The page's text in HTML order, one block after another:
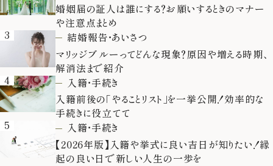
婚姻届の証人は誰にする？お願いするときのマナー
や注意点まとめ
3
結婚報告・あいさつ
マリッジブルーってどんな現象？原因や増える時期、
解消法まで紹介
4
入籍・手続き
入籍前後の「やることリスト」を一挙公開！効率的な
手続きに役立てて
5
入籍・手続き
【2026年版】入籍や挙式に良い吉日が知りたい！縁
起の良い日で新しい人生の一歩を